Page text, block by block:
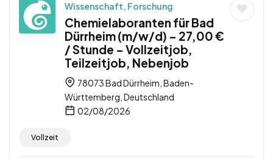
Wissenschaft, Forschung
Chemielaboranten für Bad
Dürrheim (m/w/d) – 27,00 €
/ Stunde – Vollzeitjob,
Teilzeitjob, Nebenjob
78073 Bad Dürrheim, Baden-
Württemberg, Deutschland
02/08/2026
Vollzeit